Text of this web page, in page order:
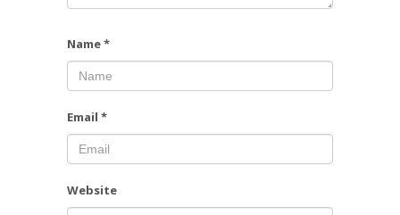
Name*
Email *
Website